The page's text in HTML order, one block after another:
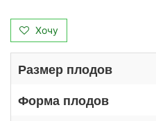
Хочу
Размер плодов
Форма плодов